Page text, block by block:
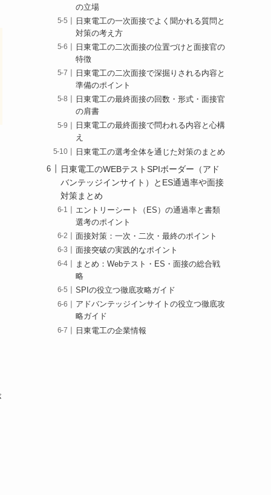
の立場
日東電工の一次面接でよく聞かれる質問と
対策の考え方
日東電工の二次面接の位置づけと面接官の
特徴
日東電工の二次面接で深掘りされる内容と
準備のポイント
日東電工の最終面接の回数・形式・面接官
の肩書
日東電工の最終面接で問われる内容と心構
え
日東電工の選考全体を通じた対策のまとめ
日東電工のWEBテストSPIボーダー（アド
バンテッジインサイト）とES通過率や面接
対策まとめ
エントリーシート（ES）の通過率と書類
選考のポイント
面接対策：一次・二次・最終のポイント
面接突破の実践的なポイント
まとめ：Webテスト・ES・面接の総合戦
略
SPIの役立つ徹底攻略ガイド
アドバンテッジインサイトの役立つ徹底攻
略ガイド
日東電工の企業情報